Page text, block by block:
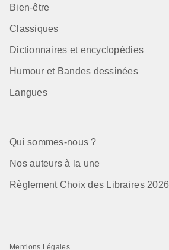
Bien-être
Classiques
Dictionnaires et encyclopédies
Humour et Bandes dessinées
Langues
Qui sommes-nous ?
Nos auteurs à la une
Règlement Choix des Libraires 2026
Mentions Légales